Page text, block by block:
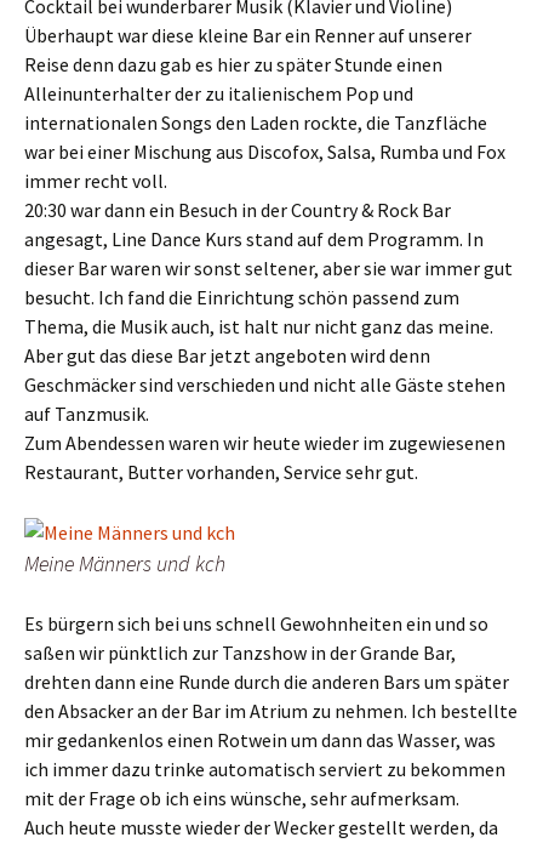
Cocktail bei wunderbarer Musik (Klavier und Violine)
Überhaupt war diese kleine Bar ein Renner auf unserer
Reise denn dazu gab es hier zu später Stunde einen
Alleinunterhalter der zu italienischem Pop und
internationalen Songs den Laden rockte, die Tanzfläche
war bei einer Mischung aus Discofox, Salsa, Rumba und Fox
immer recht voll.
20:30 war dann ein Besuch in der Country & Rock Bar
angesagt, Line Dance Kurs stand auf dem Programm. In
dieser Bar waren wir sonst seltener, aber sie war immer gut
besucht. Ich fand die Einrichtung schön passend zum
Thema, die Musik auch, ist halt nur nicht ganz das meine.
Aber gut das diese Bar jetzt angeboten wird denn
Geschmäcker sind verschieden und nicht alle Gäste stehen
auf Tanzmusik.
Zum Abendessen waren wir heute wieder im zugewiesenen
Restaurant, Butter vorhanden, Service sehr gut.
Meine Männers und kch
Es bürgern sich bei uns schnell Gewohnheiten ein und so
saßen wir pünktlich zur Tanzshow in der Grande Bar,
drehten dann eine Runde durch die anderen Bars um später
den Absacker an der Bar im Atrium zu nehmen. Ich bestellte
mir gedankenlos einen Rotwein um dann das Wasser, was
ich immer dazu trinke automatisch serviert zu bekommen
mit der Frage ob ich eins wünsche, sehr aufmerksam.
Auch heute musste wieder der Wecker gestellt werden, da